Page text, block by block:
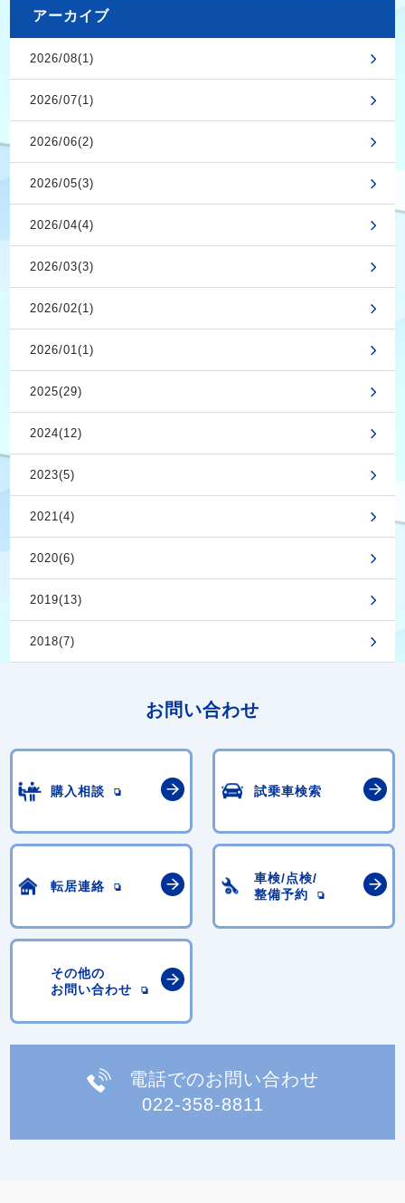
アーカイブ
2026/08(1)
2026/07(1)
2026/06(2)
2026/05(3)
2026/04(4)
2026/03(3)
2026/02(1)
2026/01(1)
2025(29)
2024(12)
2023(5)
2021(4)
2020(6)
2019(13)
2018(7)
お問い合わせ
購入相談 試乗車検索
転居連絡
車検/点検/
整備予約
その他の
お問い合わせ
電話でのお問い合わせ
022-358-8811